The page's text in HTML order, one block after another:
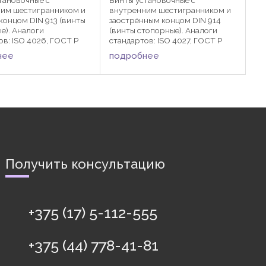
шестигранником и
DIN 913 (винты
Аналоги
ISO 4026, ГОСТ Р
2013, ГОСТ 11074-93.
применяются в
внутренним шестигранником и
заострённым концом DIN 914
(винты стопорные). Аналоги
стандартов: ISO 4027, ГОСТ Р
ИСО 4027-2013, ГОСТ 8878-93.
DIN 914 активно применяются в
подробнее
Получить консультацию
+375 (17) 5-112-555
+375 (44) 778-41-81